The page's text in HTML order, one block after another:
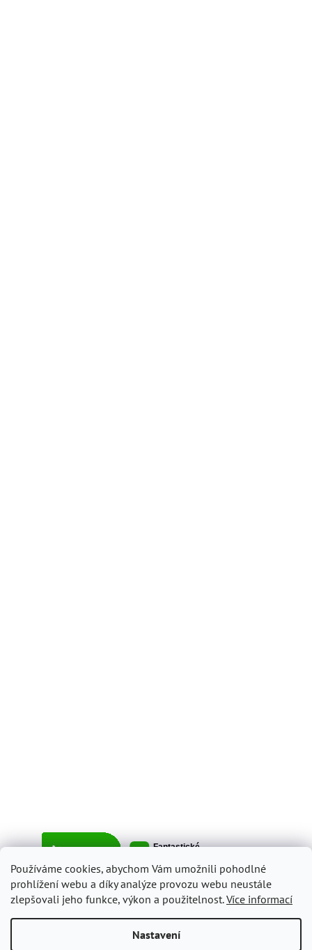
Používáme cookies, abychom Vám umožnili pohodlné
prohlížení webu a díky analýze provozu webu neustále
zlepšovali jeho funkce, výkon a použitelnost.Více informací
Nastavení